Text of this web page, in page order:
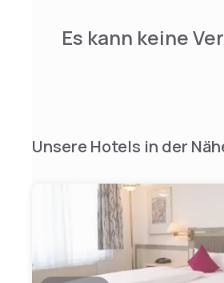
Es kann keine
Unsere Hotels in der